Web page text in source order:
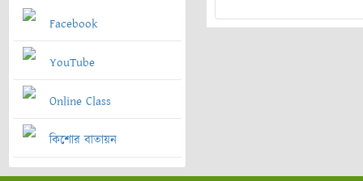
Facebook
YouTube
Online Class
কিশোর বাতায়ন